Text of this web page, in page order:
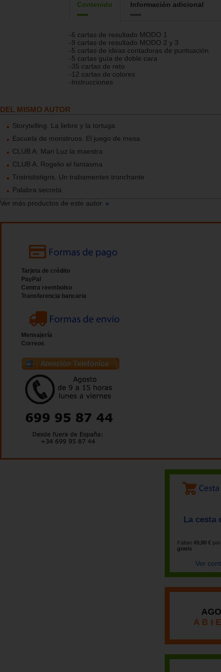
Contenido Información adicional
-6 cartas de resultado MODO 1
-9 cartas de resultado MODO 2 y 3
-5 cartas de ideas contadoras de puntuación
-5 cartas guía de doble cara
-35 cartas de reto
-12 cartas de colores
-Instrucciones
DEL MISMO AUTOR
Storytelling. La liebre y la tortuga
Escuela de monstruos. El juego de mesa
CLUB A. Mari Luz la maestra
CLUB A. Rogelio el fantasma
Tristrististigris. Un trabamentes tronchante
Palabra secreta
Ver más productos de este autor
Tarjeta de crédito
PayPal
Contra reembolso
Transferencia bancaria
Mensajería
Correos
La cesta
Faltan 49,90 €
gratis
Ver
A B I